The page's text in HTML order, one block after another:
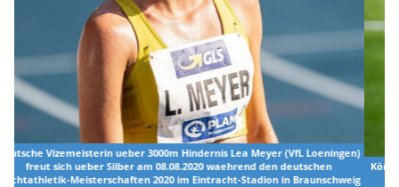
Könnte es wieder ganz nach oben schaffen: Kira Wittmann (Hannover 96)
(Foto: Martin Haslbeck)